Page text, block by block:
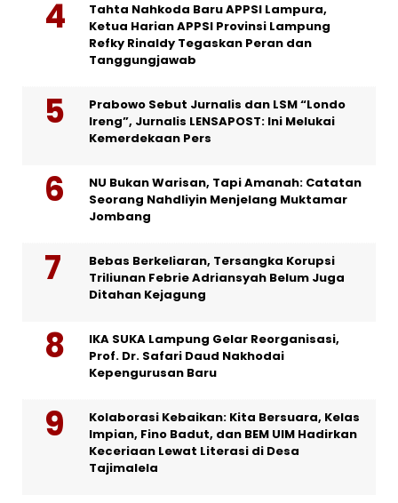
Tahta Nahkoda Baru APPSI Lampura,
Ketua Harian APPSI Provinsi Lampung
Refky Rinaldy Tegaskan Peran dan
Tanggungjawab
Prabowo Sebut Jurnalis dan LSM “Londo
Ireng”, Jurnalis LENSAPOST: Ini Melukai
Kemerdekaan Pers
NU Bukan Warisan, Tapi Amanah: Catatan
Seorang Nahdliyin Menjelang Muktamar
Jombang
Bebas Berkeliaran, Tersangka Korupsi
Triliunan Febrie Adriansyah Belum Juga
Ditahan Kejagung
IKA SUKA Lampung Gelar Reorganisasi,
Prof. Dr. Safari Daud Nakhodai
Kepengurusan Baru
Kolaborasi Kebaikan: Kita Bersuara, Kelas
Impian, Fino Badut, dan BEM UIM Hadirkan
Keceriaan Lewat Literasi di Desa
Tajimalela